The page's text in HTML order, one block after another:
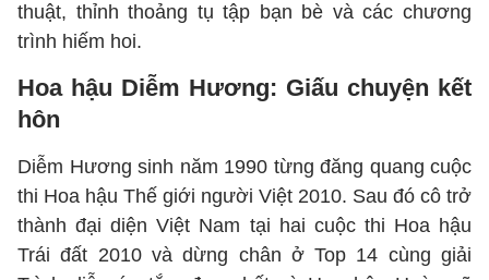
thuật, thỉnh thoảng tụ tập bạn bè và các chương
trình hiếm hoi.
Hoa hậu Diễm Hương: Giấu chuyện kết
hôn
Diễm Hương sinh năm 1990 từng đăng quang cuộc
thi Hoa hậu Thế giới người Việt 2010. Sau đó cô trở
thành đại diện Việt Nam tại hai cuộc thi Hoa hậu
Trái đất 2010 và dừng chân ở Top 14 cùng giải